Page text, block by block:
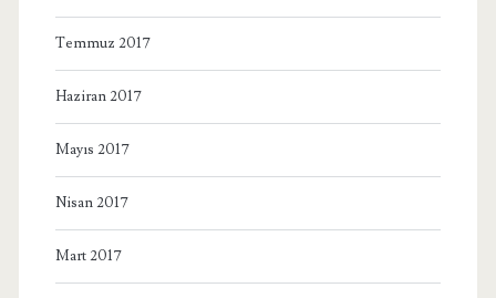
Temmuz 2017
Haziran 2017
Mayıs 2017
Nisan 2017
Mart 2017